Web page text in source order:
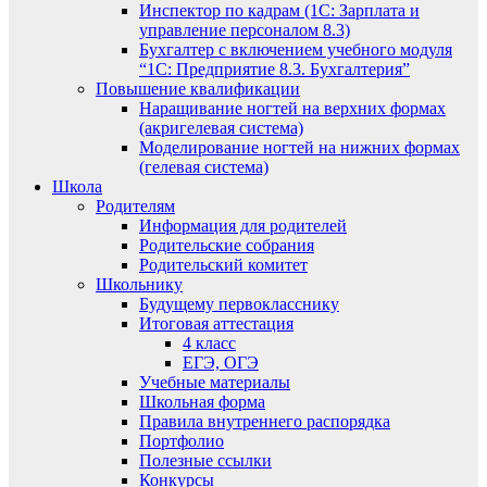
Инспектор по кадрам (1С: Зарплата и
управление персоналом 8.3)
Бухгалтер с включением учебного модуля
“1С: Предприятие 8.3. Бухгалтерия”
Повышение квалификации
Наращивание ногтей на верхних формах
(акригелевая система)
Моделирование ногтей на нижних формах
(гелевая система)
Школа
Родителям
Информация для родителей
Родительские собрания
Родительский комитет
Школьнику
Будущему первокласснику
Итоговая аттестация
4 класс
ЕГЭ, ОГЭ
Учебные материалы
Школьная форма
Правила внутреннего распорядка
Портфолио
Полезные ссылки
Конкурсы